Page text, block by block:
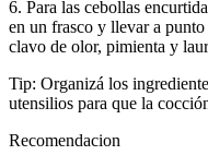
6. Para las cebollas
en un frasco y llevar a
clavo de olor, pimienta y
Tip: Organizá los
utensilios para que la
Recomendacion